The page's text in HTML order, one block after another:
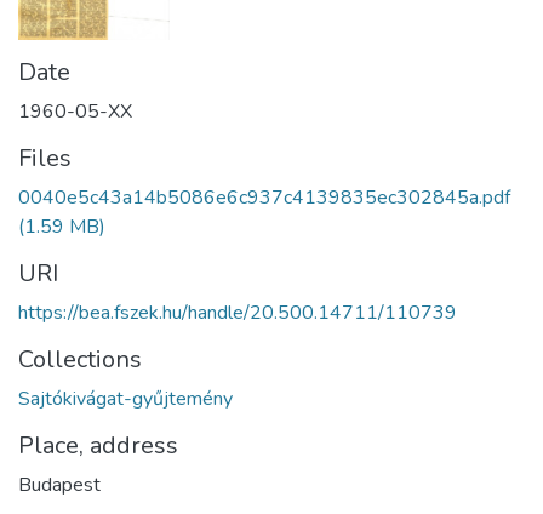
Date
1960-05-XX
Files
0040e5c43a14b5086e6c937c4139835ec302845a.pdf
(1.59 MB)
URI
https://bea.fszek.hu/handle/20.500.14711/110739
Collections
Sajtókivágat-gyűjtemény
Place, address
Budapest